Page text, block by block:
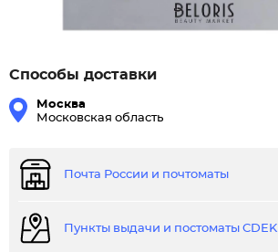
Способы доставки
Москва
Московская область
Почта России и почтоматы
Пункты выдачи и постоматы CDEK